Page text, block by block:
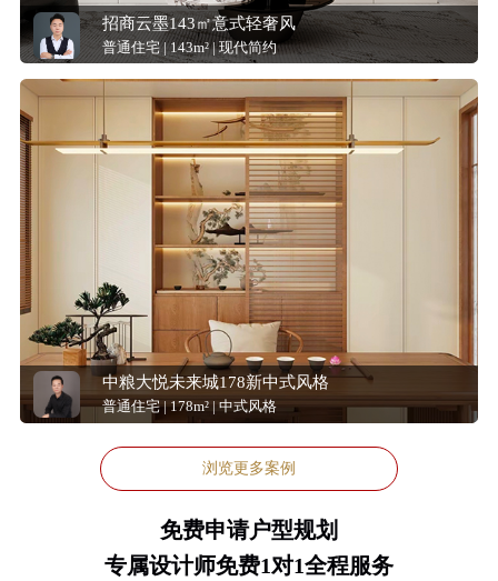
招商云墨143㎡意式轻奢风
普通住宅 | 143m² | 现代简约
中粮大悦未来城178新中式风格
普通住宅 | 178m² | 中式风格
浏览更多案例
免费申请户型规划
专属设计师免费1对1全程服务